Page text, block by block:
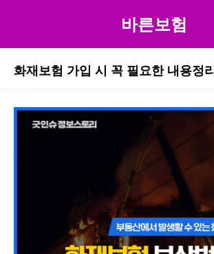
바른보험
화재보험 가입 시 꼭 필요한 내용정리
본문